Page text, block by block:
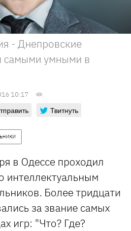
- Днепровские
самыми умными в
10:17
Твитнуть
в Одессе проходил
интеллектуальным
Более тридцати
за звание самых
игр: "Что? Где?